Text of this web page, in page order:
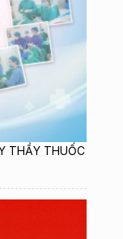
THẦY THUỐC